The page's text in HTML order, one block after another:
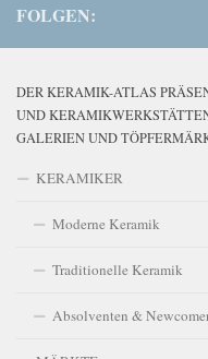
FOLGEN:
DER KERAMIK-ATLAS
UND
GALERIEN UND
KERAMIKER
Moderne Keramik
Traditionelle Keramik
Absolventen &